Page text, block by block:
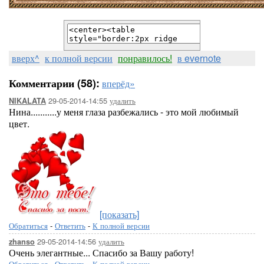
вверх^ к полной версии понравилось! в evernote
Комментарии (58): вперёд»
NIKALATA 29-05-2014-14:55 удалить
Нина...........у меня глаза разбежались - это мой любимый
цвет.
[показать]
Обратиться - Ответить - К полной версии
zhanso 29-05-2014-14:56 удалить
Очень элегантные... Спасибо за Вашу работу!